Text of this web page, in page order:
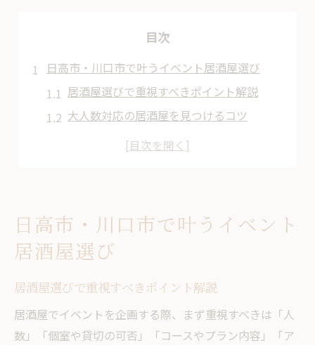
目次
日高市・川口市で叶うイベント居酒屋選び
居酒屋選びで重視すべきポイント解説
大人数対応の居酒屋を見つけるコツ
宴会や同窓会向きの居酒屋選定術
宴会成功を導く居酒屋の必須条件
居酒屋のコース内容とサービス比較
飲み放題付きプランの選び方ポイント
幹事が押さえたい居酒屋の設備活用術
居酒屋の雰囲気が宴会に与える影響
日高市・川口市で叶うイベント
居酒屋選び
居酒屋選びで重視すべきポイント解説
居酒屋でイベントを企画する際、まず重視すべきは「人
数」「個室や貸切の可否」「コースやプラン内容」「ア